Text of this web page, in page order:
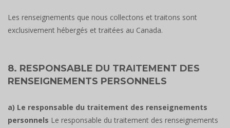
Les renseignements que nous collectons et traitons sont
exclusivement hébergés et traitées au Canada.
8. RESPONSABLE DU TRAITEMENT DES
RENSEIGNEMENTS PERSONNELS
a) Le responsable du traitement des renseignements
personnels Le responsable du traitement des renseignements